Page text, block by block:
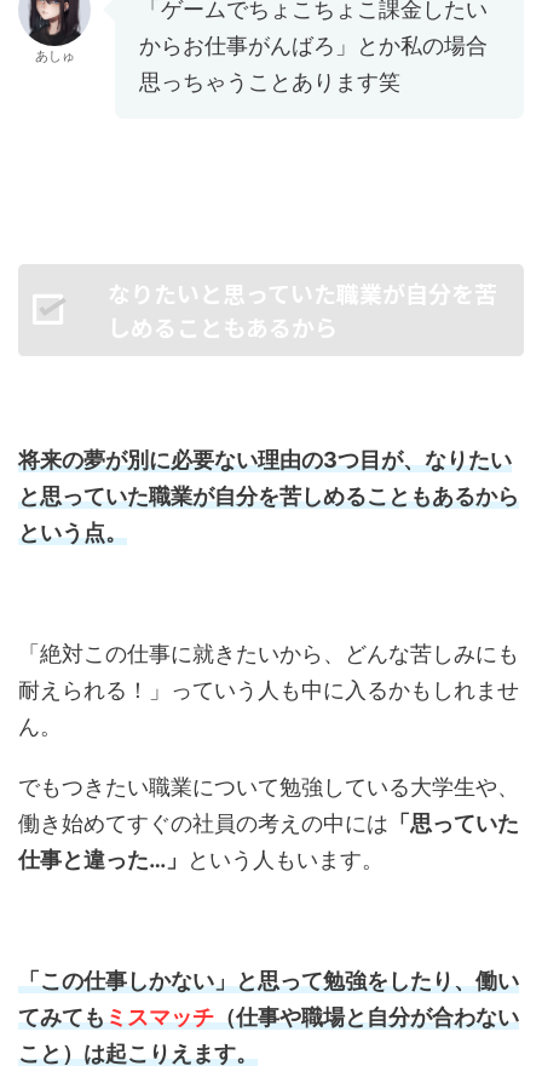
あしゅ
「ゲームでちょこちょこ課金したい
からお仕事がんばろ」とか私の場合
思っちゃうことあります笑
なりたいと思っていた職業が自分を苦
しめることもあるから
将来の夢が別に必要ない理由の3つ目が、なりたい
と思っていた職業が自分を苦しめることもあるから
という点。
「絶対この仕事に就きたいから、どんな苦しみにも
耐えられる！」っていう人も中に入るかもしれませ
ん。
でもつきたい職業について勉強している大学生や、
働き始めてすぐの社員の考えの中には 「思っていた
仕事と違った…」
という人もいます。
「この仕事しかない」と思って勉強をしたり、働い
てみてもミスマッチ（仕事や職場と自分が合わない
こと）は起こりえます。